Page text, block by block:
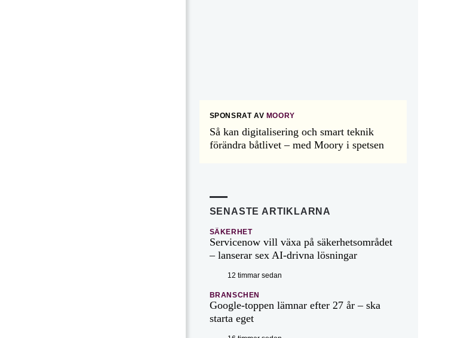
SPONSRAT AV MOORY
Så kan digitalisering och smart teknik
förändra båtlivet – med Moory i spetsen
SENASTE ARTIKLARNA
SÄKERHET
Servicenow vill växa på säkerhetsområdet
– lanserar sex AI-drivna lösningar
12 timmar sedan
BRANSCHEN
Google-toppen lämnar efter 27 år – ska
starta eget